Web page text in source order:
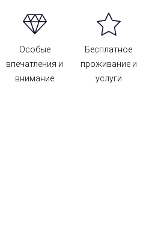
Особые
впечатления и
внимание
Бесплатное
проживание и
услуги